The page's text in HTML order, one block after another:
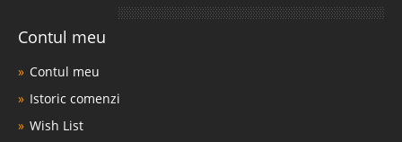
Contul meu
Contul meu
Istoric comenzi
Wish List